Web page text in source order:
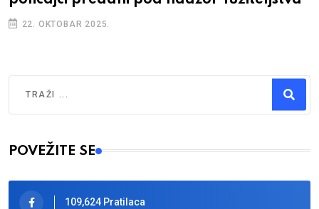
22. OKTOBAR 2025.
Type 2 or more characters for results.
POVEŽITE SE
109,624 Pratilaca